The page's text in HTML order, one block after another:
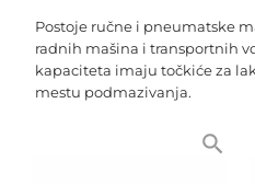
Postoje ručne i pneumatske
radnih mašina i transportnih
kapaciteta imaju točkiće za
mestu podmazivanja.